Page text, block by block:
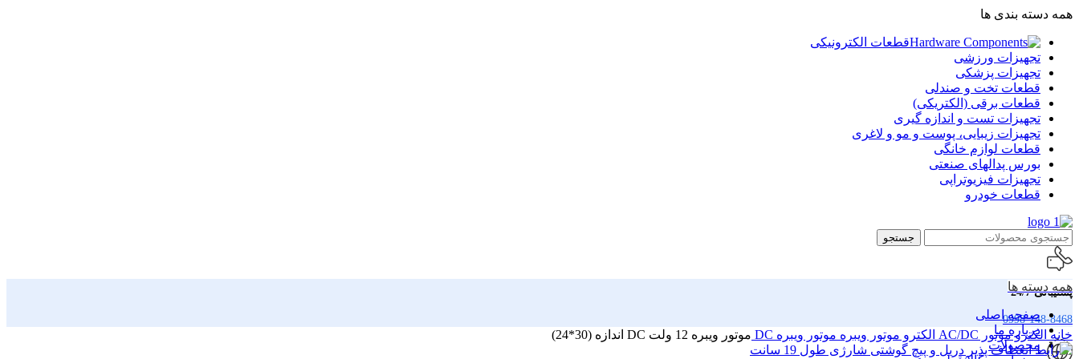
همه دسته بندی ها
قطعات الکترونیکی
تجهیزات ورزشی
تجهیزات پزشکی
قطعات تخت و صندلی
قطعات برقی (الکتریکی)
تجهیزات تست و اندازه گیری
تجهیزات زیبایی، پوست و مو و لاغری
قطعات لوازم خانگی
بورس پدالهای صنعتی
تجهیزات فیزیوتراپی
قطعات خودرو
جستجو
پشتیبانی 24/7
0998-148-8468
همه دسته ها
صفحه اصلی
درباره ما
محصولات
خانه الکترو موتور AC/DC الکترو موتور ویبره موتور ویبره DC موتور ویبره 12 ولت DC اندازه (30*24)